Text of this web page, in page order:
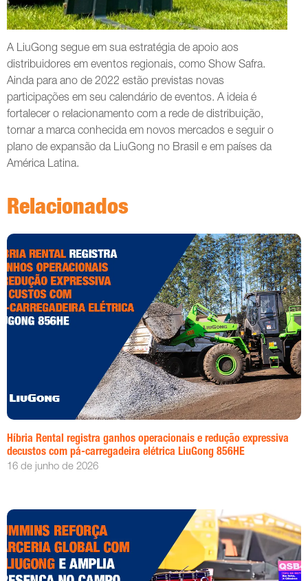
A LiuGong segue em sua estratégia de apoio aos
distribuidores em eventos regionais, como Show Safra.
Ainda para ano de 2022 estão previstas novas
participações em seu calendário de eventos. A ideia é
fortalecer o relacionamento com a rede de distribuição,
tornar a marca conhecida em novos mercados e seguir o
plano de expansão da LiuGong no Brasil e em países da
América Latina.
Relacionados
Híbria Rental registra ganhos operacionais e redução expressiva
decustos com pá-carregadeira elétrica LiuGong 856HE
16 de junho de 2026